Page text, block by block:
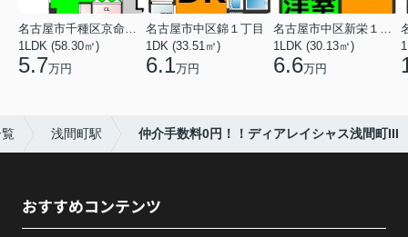
1LDK (58.30㎡)
5.7万円
名古屋市中区錦１丁目
1DK (33.51㎡)
6.1万円
1LDK (30.13㎡)
6.6万円
浅間町駅 仲介手数料0円！！ディアレイシャス浅間町III
おすすめコンテンツ